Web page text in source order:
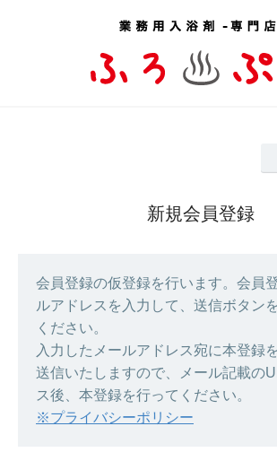
新規会員登録
会員登録の仮登録を行います。会員
ルアドレスを入力して、送信ボタン
ください。
入力したメールアドレス宛に本登録
送信いたしますので、メール記載の
ス後、本登録を行ってください。
※プライバシーポリシー